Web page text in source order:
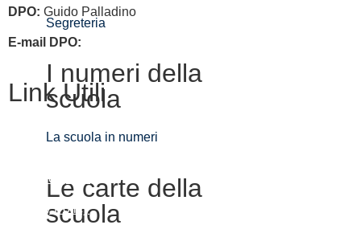
Segreteria
I numeri della
scuola
La scuola in numeri
Le carte della
scuola
DPO: Guido Palladino
E-mail DPO:
Link Utili
Futura digitale
Privacy Policy